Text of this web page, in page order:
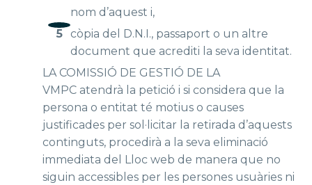
nom d’aquest i,
còpia del D.N.I., passaport o un altre
document que acrediti la seva identitat.
LA COMISSIÓ DE GESTIÓ DE LA
VMPC atendrà la petició i si considera que la
persona o entitat té motius o causes
justificades per sol·licitar la retirada d’aquests
continguts, procedirà a la seva eliminació
immediata del Lloc web de manera que no
siguin accessibles per les persones usuàries ni